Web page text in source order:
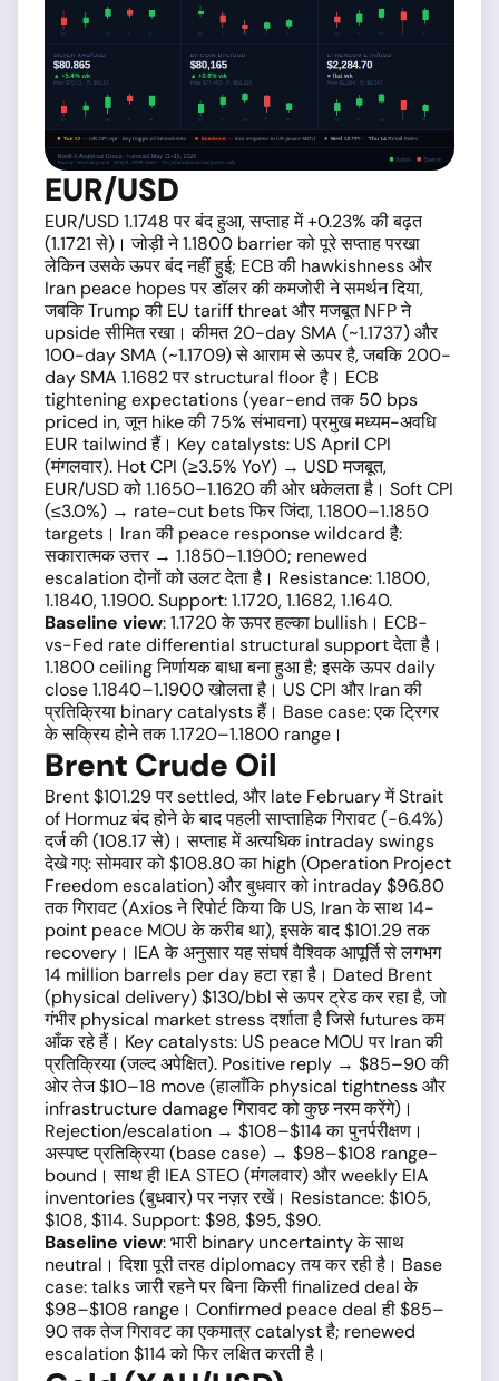
EUR/USD
EUR/USD 1.1748 पर बंद हुआ, सप्ताह में +0.23% की बढ़त
(1.1721 से)। जोड़ी ने 1.1800 barrier को पूरे सप्ताह परखा
लेकिन उसके ऊपर बंद नहीं हुई; ECB की hawkishness और
Iran peace hopes पर डॉलर की कमजोरी ने समर्थन दिया,
जबकि Trump की EU tariff threat और मजबूत NFP ने
upside सीमित रखा। कीमत 20-day SMA (~1.1737) और
100-day SMA (~1.1709) से आराम से ऊपर है, जबकि 200-
day SMA 1.1682 पर structural floor है। ECB
tightening expectations (year-end तक 50 bps
priced in, जून hike की 75% संभावना) प्रमुख मध्यम-अवधि
EUR tailwind हैं। Key catalysts: US April CPI
(मंगलवार). Hot CPI (≥3.5% YoY) → USD मजबूत,
EUR/USD को 1.1650–1.1620 की ओर धकेलता है। Soft CPI
(≤3.0%) → rate-cut bets फिर जिंदा, 1.1800–1.1850
targets। Iran की peace response wildcard है:
सकारात्मक उत्तर → 1.1850–1.1900; renewed
escalation दोनों को उलट देता है। Resistance: 1.1800,
1.1840, 1.1900. Support: 1.1720, 1.1682, 1.1640.
Baseline view: 1.1720 के ऊपर हल्का bullish। ECB-
vs-Fed rate differential structural support देता है।
1.1800 ceiling निर्णायक बाधा बना हुआ है; इसके ऊपर daily
close 1.1840–1.1900 खोलता है। US CPI और Iran की
प्रतिक्रिया binary catalysts हैं। Base case: एक ट्रिगर
के सक्रिय होने तक 1.1720–1.1800 range।
Brent Crude Oil
Brent $101.29 पर settled, और late February में Strait
of Hormuz बंद होने के बाद पहली साप्ताहिक गिरावट (−6.4%)
दर्ज की (108.17 से)। सप्ताह में अत्यधिक intraday swings
देखे गए: सोमवार को $108.80 का high (Operation Project
Freedom escalation) और बुधवार को intraday $96.80
तक गिरावट (Axios ने रिपोर्ट किया कि US, Iran के साथ 14-
point peace MOU के करीब था), इसके बाद $101.29 तक
recovery। IEA के अनुसार यह संघर्ष वैश्विक आपूर्ति से लगभग
14 million barrels per day हटा रहा है। Dated Brent
(physical delivery) $130/bbl से ऊपर ट्रेड कर रहा है, जो
गंभीर physical market stress दर्शाता है जिसे futures कम
आँक रहे हैं। Key catalysts: US peace MOU पर Iran की
प्रतिक्रिया (जल्द अपेक्षित). Positive reply → $85–90 की
ओर तेज $10–18 move (हालाँकि physical tightness और
infrastructure damage गिरावट को कुछ नरम करेंगे)।
Rejection/escalation → $108–$114 का पुनर्परीक्षण।
अस्पष्ट प्रतिक्रिया (base case) → $98–$108 range-
bound। साथ ही IEA STEO (मंगलवार) और weekly EIA
inventories (बुधवार) पर नज़र रखें। Resistance: $105,
$108, $114. Support: $98, $95, $90.
Baseline view: भारी binary uncertainty के साथ
neutral। दिशा पूरी तरह diplomacy तय कर रही है। Base
case: talks जारी रहने पर बिना किसी finalized deal के
$98–$108 range। Confirmed peace deal ही $85–
90 तक तेज गिरावट का एकमात्र catalyst है; renewed
escalation $114 को फिर लक्षित करती है।